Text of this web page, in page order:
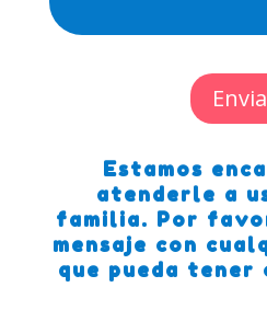
Estamos
atenderle a
familia. Por
mensaje con
que pueda tener